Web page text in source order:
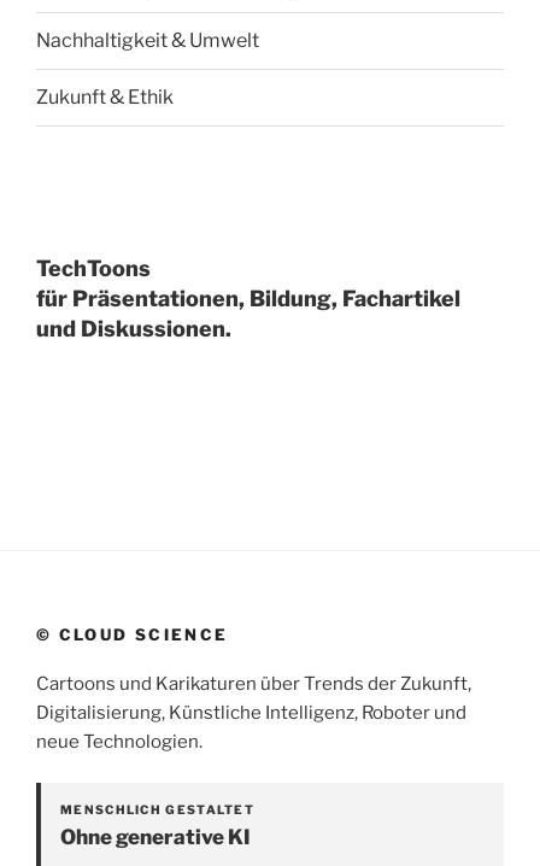
Nachhaltigkeit & Umwelt
Zukunft & Ethik
TechToons
für Präsentationen, Bildung, Fachartikel
und Diskussionen.
© CLOUD SCIENCE
Cartoons und Karikaturen über Trends der Zukunft,
Digitalisierung, Künstliche Intelligenz, Roboter und
neue Technologien.
MENSCHLICH GESTALTET
Ohne generative KI